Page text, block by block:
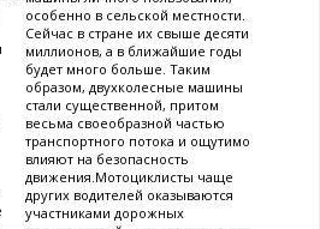
особенно в сельской местности.
Сейчас в стране их свыше десяти
миллионов, а в ближайшие годы
будет много больше. Таким
образом, двухколесные машины
стали существенной, притом
весьма своеобразной частью
транспортного потока и ощутимо
влияют на безопасность
движения.Мотоциклисты чаще
других водителей оказываются
участниками дорожных